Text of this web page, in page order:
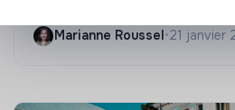
Marianne Roussel•21 janvier